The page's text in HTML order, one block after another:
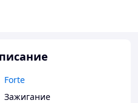
Forte
Зажигание